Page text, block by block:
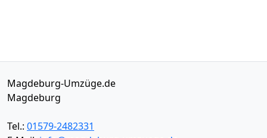
Magdeburg-Umzüge.de
Magdeburg
Tel.: 01579-2482331